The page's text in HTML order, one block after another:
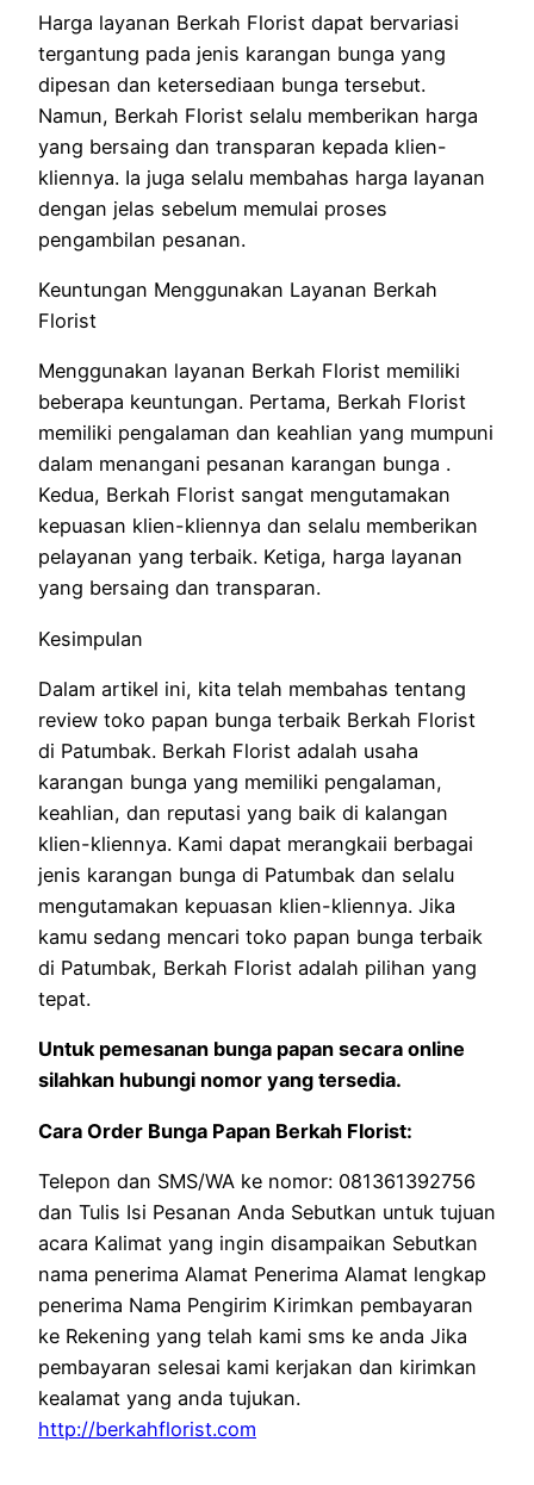
Harga layanan Berkah Florist dapat bervariasi
tergantung pada jenis karangan bunga yang
dipesan dan ketersediaan bunga tersebut.
Namun, Berkah Florist selalu memberikan harga
yang bersaing dan transparan kepada klien-
kliennya. Ia juga selalu membahas harga layanan
dengan jelas sebelum memulai proses
pengambilan pesanan.
Keuntungan Menggunakan Layanan Berkah
Florist
Menggunakan layanan Berkah Florist memiliki
beberapa keuntungan. Pertama, Berkah Florist
memiliki pengalaman dan keahlian yang mumpuni
dalam menangani pesanan karangan bunga .
Kedua, Berkah Florist sangat mengutamakan
kepuasan klien-kliennya dan selalu memberikan
pelayanan yang terbaik. Ketiga, harga layanan
yang bersaing dan transparan.
Kesimpulan
Dalam artikel ini, kita telah membahas tentang
review toko papan bunga terbaik Berkah Florist
di Patumbak. Berkah Florist adalah usaha
karangan bunga yang memiliki pengalaman,
keahlian, dan reputasi yang baik di kalangan
klien-kliennya. Kami dapat merangkaii berbagai
jenis karangan bunga di Patumbak dan selalu
mengutamakan kepuasan klien-kliennya. Jika
kamu sedang mencari toko papan bunga terbaik
di Patumbak, Berkah Florist adalah pilihan yang
tepat.
Untuk pemesanan bunga papan secara online
silahkan hubungi nomor yang tersedia.
Cara Order Bunga Papan Berkah Florist:
Telepon dan SMS/WA ke nomor: 081361392756
dan Tulis Isi Pesanan Anda Sebutkan untuk tujuan
acara Kalimat yang ingin disampaikan Sebutkan
nama penerima Alamat Penerima Alamat lengkap
penerima Nama Pengirim Kirimkan pembayaran
ke Rekening yang telah kami sms ke anda Jika
pembayaran selesai kami kerjakan dan kirimkan
kealamat yang anda tujukan.
http://berkahflorist.com